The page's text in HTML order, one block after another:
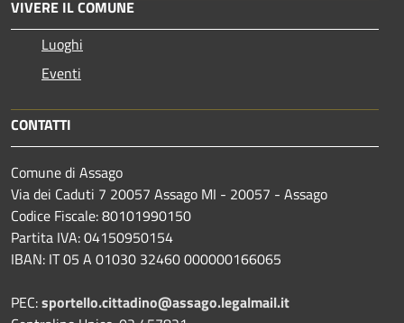
VIVERE IL COMUNE
Luoghi
Eventi
CONTATTI
Comune di Assago
Via dei Caduti 7 20057 Assago MI - 20057 - Assago
Codice Fiscale: 80101990150
Partita IVA: 04150950154
IBAN: IT 05 A 01030 32460 000000166065
PEC:sportello.cittadino@assago.legalmail.it